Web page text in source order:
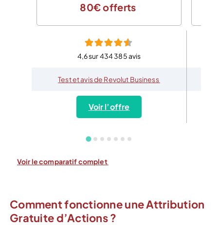
80€ offerts
4,6 sur 434 385 avis
Test et avis de Revolut Business
Voir l’offre
Voir le comparatif complet
Comment fonctionne une Attribution
Gratuite d’Actions ?